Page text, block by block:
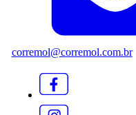
corremol@corremol.com.br